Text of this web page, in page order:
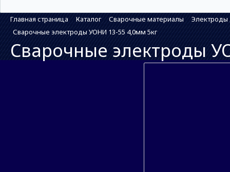
Главная страница Каталог Сварочные материалы
Электроды
Сварочные электроды УОНИ 13-55 4,0мм 5кг
Сварочные электроды